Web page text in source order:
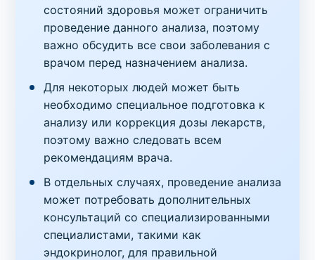
состояний здоровья может ограничить
проведение данного анализа, поэтому
важно обсудить все свои заболевания с
врачом перед назначением анализа.
Для некоторых людей может быть
необходимо специальное подготовка к
анализу или коррекция дозы лекарств,
поэтому важно следовать всем
рекомендациям врача.
В отдельных случаях, проведение анализа
может потребовать дополнительных
консультаций со специализированными
специалистами, такими как
эндокринолог, для правильной